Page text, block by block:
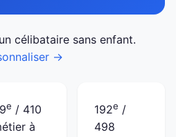
célibataire sans enfant.
→
e / 410
à
192e /
498